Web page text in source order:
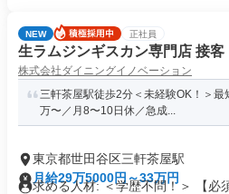
NEW 正社員
生ラムジンギスカン専門店 接客
株式会社ダイニングイノベーション
三軒茶屋駅徒歩2分＜未経験OK！＞最
万〜／月8〜10日休／急成...
東京都世田谷区三軒茶屋駅
月給29万5000円～33万円
求める人材: ＜学歴不問！＞ 【